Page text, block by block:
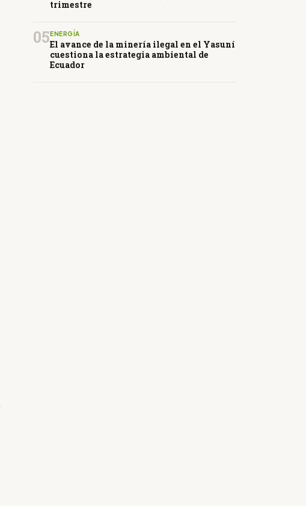
trimestre
05 ENERGÍA
El avance de la minería ilegal en el Yasuní
cuestiona la estrategia ambiental de
Ecuador